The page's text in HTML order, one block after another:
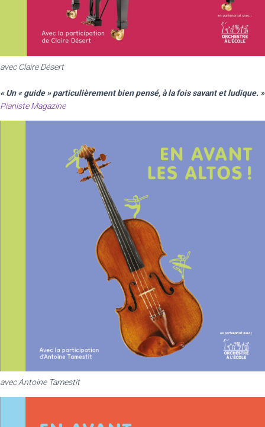
avec Claire Désert
« Un « guide » particulièrement bien pensé, à la fois savant et ludique. »
Pianiste Magazine
avec Antoine Tamestit